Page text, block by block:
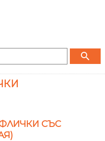
search
СЪС